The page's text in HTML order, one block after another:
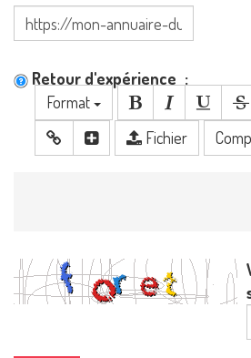
Retour d'expérience
Format
Fichier